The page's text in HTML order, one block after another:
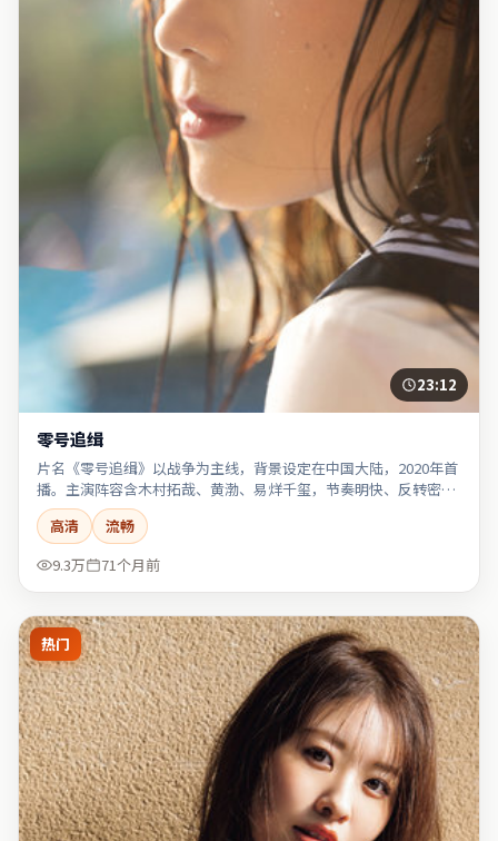
23:12
零号追缉
片名《零号追缉》以战争为主线，背景设定在中国大陆，2020年首
播。主演阵容含木村拓哉、黄渤、易烊千玺，节奏明快、反转密
集。
高清
流畅
9.3万
71个月前
热门